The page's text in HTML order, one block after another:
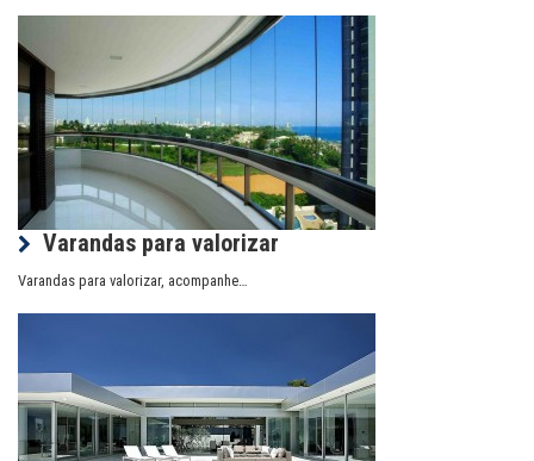
Varandas para valorizar
Varandas para valorizar, acompanhe…